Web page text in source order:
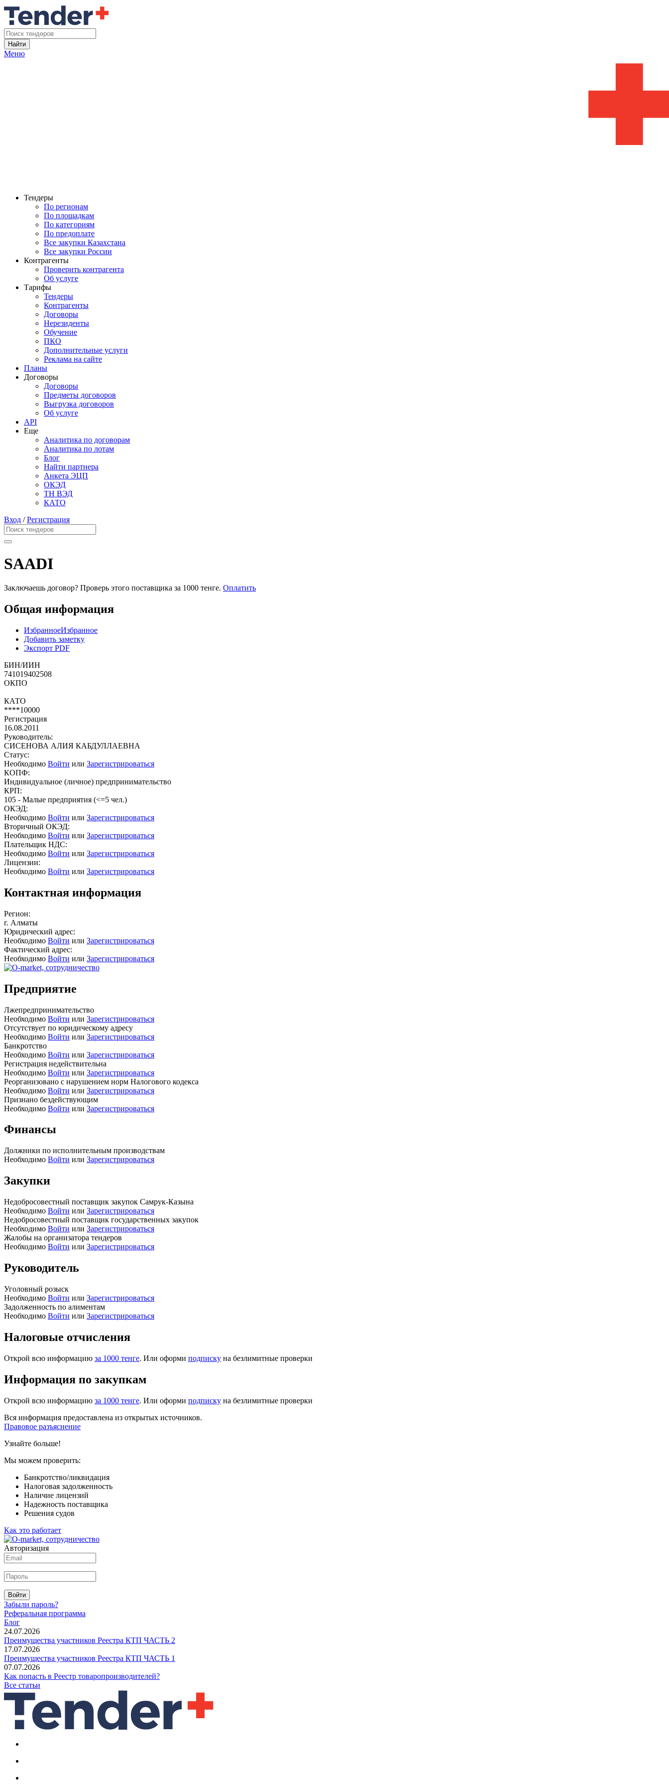
Найти
Меню
Тендеры
По регионам
По площадкам
По категориям
По предоплате
Все закупки Казахстана
Все закупки России
Контрагенты
Проверить контрагента
Об услуге
Тарифы
Тендеры
Контрагенты
Договоры
Нерезиденты
Обучение
ПКО
Дополнительные услуги
Реклама на сайте
Планы
Договоры
Договоры
Предметы договоров
Выгрузка договоров
Об услуге
API
Еще
Аналитика по договорам
Аналитика по лотам
Блог
Найти партнера
Анкета ЭЦП
ОКЭД
ТН ВЭД
КАТО
Вход /Регистрация
SAADI
Заключаешь договор? Проверь этого поставщика за 1000 тенге. Оплатить
Общая информация
ИзбранноеИзбранное
Добавить заметку
Экспорт PDF
БИН/ИИН
741019402508
ОКПО
КАТО
****10000
Регистрация
16.08.2011
Руководитель:
СИСЕНОВА АЛИЯ КАБДУЛЛАЕВНА
Статус:
Необходимо Войти или Зарегистрироваться
КОПФ:
Индивидуальное (личное) предпринимательство
КРП:
105 - Малые предприятия (<=5 чел.)
ОКЭД:
Необходимо Войти или Зарегистрироваться
Вторичный ОКЭД:
Необходимо Войти или Зарегистрироваться
Плательщик НДС:
Необходимо Войти или Зарегистрироваться
Лицензии:
Необходимо Войти или Зарегистрироваться
Контактная информация
Регион:
г. Алматы
Юридический адрес:
Необходимо Войти или Зарегистрироваться
Фактический адрес:
Необходимо Войти или Зарегистрироваться
Предприятие
Лжепредпринимательство
Необходимо Войти или Зарегистрироваться
Отсутствует по юридическому адресу
Необходимо Войти или Зарегистрироваться
Банкротство
Необходимо Войти или Зарегистрироваться
Регистрация недействительна
Необходимо Войти или Зарегистрироваться
Реорганизовано с нарушением норм Налогового кодекса
Необходимо Войти или Зарегистрироваться
Признано бездействующим
Необходимо Войти или Зарегистрироваться
Финансы
Должники по исполнительным производствам
Необходимо Войти или Зарегистрироваться
Закупки
Недобросовестный поставщик закупок Самрук-Казына
Необходимо Войти или Зарегистрироваться
Недобросовестный поставщик государственных закупок
Необходимо Войти или Зарегистрироваться
Жалобы на организатора тендеров
Необходимо Войти или Зарегистрироваться
Руководитель
Уголовный розыск
Необходимо Войти или Зарегистрироваться
Задолженность по алиментам
Необходимо Войти или Зарегистрироваться
Налоговые отчисления
Открой всю информацию за 1000 тенге. Или оформи подписку на безлимитные проверки
Информация по закупкам
Открой всю информацию за 1000 тенге. Или оформи подписку на безлимитные проверки
Вся информация предоставлена из открытых источников.
Правовое разъяснение
Узнайте больше!
Мы можем проверить:
Банкротство/ликвидация
Налоговая задолженность
Наличие лицензий
Надежность поставщика
Решения судов
Как это работает
Авторизация
Войти
Забыли пароль?
Реферальная программа
Блог
24.07.2026
Преимущества участников Реестра КТП ЧАСТЬ 2
17.07.2026
Преимущества участников Реестра КТП ЧАСТЬ 1
07.07.2026
Как попасть в Реестр товаропроизводителей?
Все статьи